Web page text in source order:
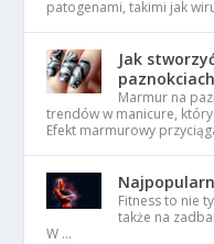
patogenami, takimi jak
Jak
Marmur na
trendów w manicure, który
Efekt marmurowy
Fitness to nie
także na
W …